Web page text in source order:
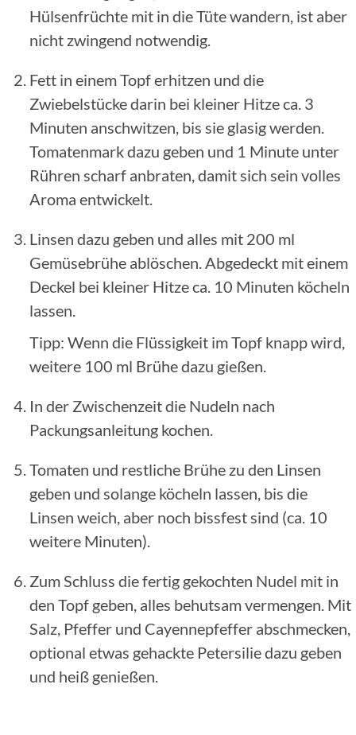
Hülsenfrüchte mit in die Tüte wandern, ist aber
nicht zwingend notwendig.
Fett in einem Topf erhitzen und die
Zwiebelstücke darin bei kleiner Hitze ca. 3
Minuten anschwitzen, bis sie glasig werden.
Tomatenmark dazu geben und 1 Minute unter
Rühren scharf anbraten, damit sich sein volles
Aroma entwickelt.
Linsen dazu geben und alles mit 200 ml
Gemüsebrühe ablöschen. Abgedeckt mit einem
Deckel bei kleiner Hitze ca. 10 Minuten köcheln
lassen.
Tipp: Wenn die Flüssigkeit im Topf knapp wird,
weitere 100 ml Brühe dazu gießen.
In der Zwischenzeit die Nudeln nach
Packungsanleitung kochen.
Tomaten und restliche Brühe zu den Linsen
geben und solange köcheln lassen, bis die
Linsen weich, aber noch bissfest sind (ca. 10
weitere Minuten).
Zum Schluss die fertig gekochten Nudel mit in
den Topf geben, alles behutsam vermengen. Mit
Salz, Pfeffer und Cayennepfeffer abschmecken,
optional etwas gehackte Petersilie dazu geben
und heiß genießen.